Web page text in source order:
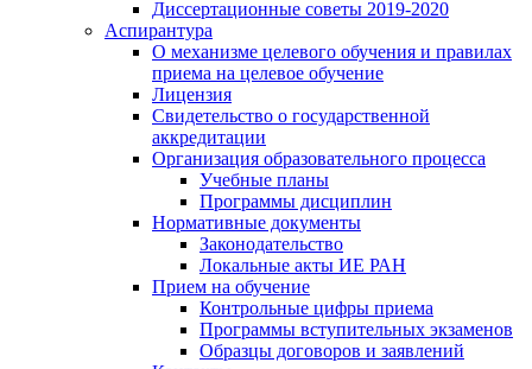
Диссертационные советы 2019-2020
Аспирантура
О механизме целевого обучения и правилах
приема на целевое обучение
Лицензия
Свидетельство о государственной
аккредитации
Организация образовательного процесса
Учебные планы
Программы дисциплин
Нормативные документы
Законодательство
Локальные акты ИЕ РАН
Прием на обучение
Контрольные цифры приема
Программы вступительных экзаменов
Образцы договоров и заявлений